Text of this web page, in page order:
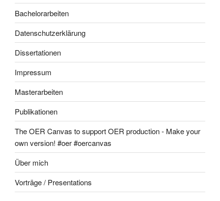
Bachelorarbeiten
Datenschutzerklärung
Dissertationen
Impressum
Masterarbeiten
Publikationen
The OER Canvas to support OER production - Make your
own version! #oer #oercanvas
Über mich
Vorträge / Presentations